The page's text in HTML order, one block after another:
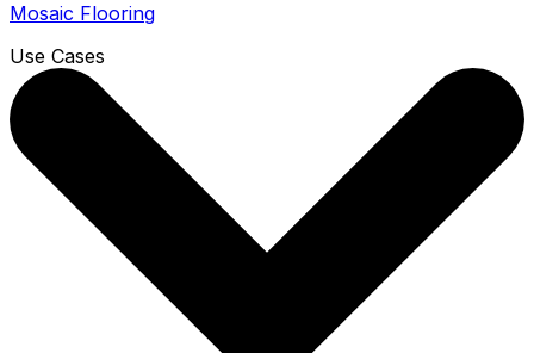
Mosaic Flooring
Use Cases